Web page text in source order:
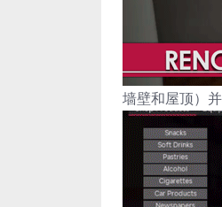
墙壁和屋顶）